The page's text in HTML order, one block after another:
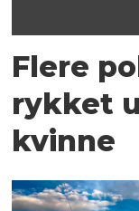
Flere
rykket
kvinne